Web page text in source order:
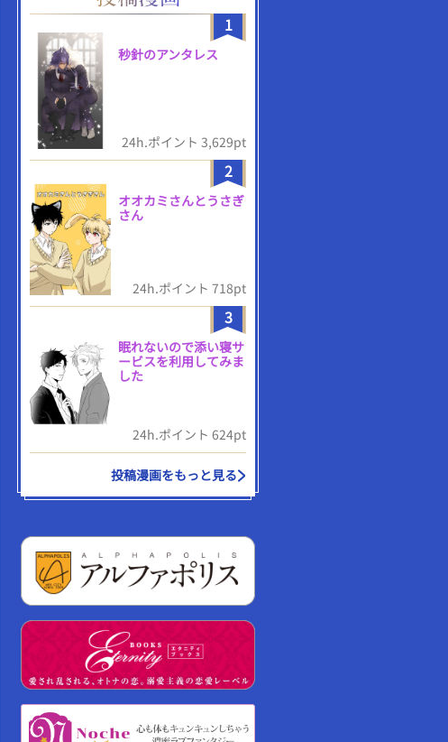
1
秒針のアンタレス
24h.ポイント 3,629pt
2
オオカミさんとうさぎ
さん
24h.ポイント 718pt
3
眠れないので添い寝サ
ービスを利用してみま
した
24h.ポイント 624pt
投稿漫画をもっと見る